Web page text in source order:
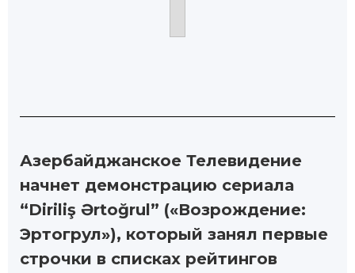
Азербайджанское Телевидение
начнет демонстрацию сериала
“Diriliş Ərtoğrul” («Возрождение:
Эртогрул»), который занял первые
строчки в списках рейтингов